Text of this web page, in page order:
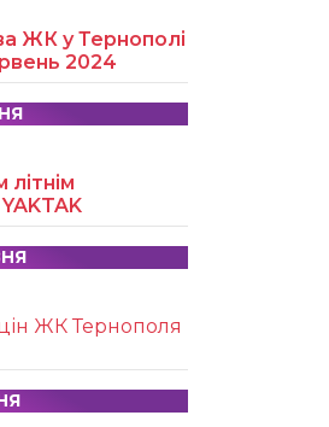
ЖК у Тернополі
2024
літнім
ЖК Тернополя